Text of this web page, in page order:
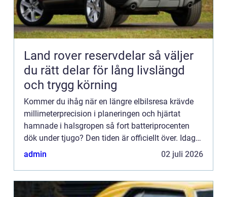
Land rover reservdelar så väljer
du rätt delar för lång livslängd
och trygg körning
Kommer du ihåg när en längre elbilsresa krävde
millimeterprecision i planeringen och hjärtat
hamnade i halsgropen så fort batteriprocenten
dök under tjugo? Den tiden är officiellt över. Idag
är r&au...
admin 02 juli 2026